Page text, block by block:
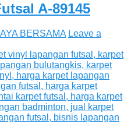
A-89145
BERSAMA Leave a